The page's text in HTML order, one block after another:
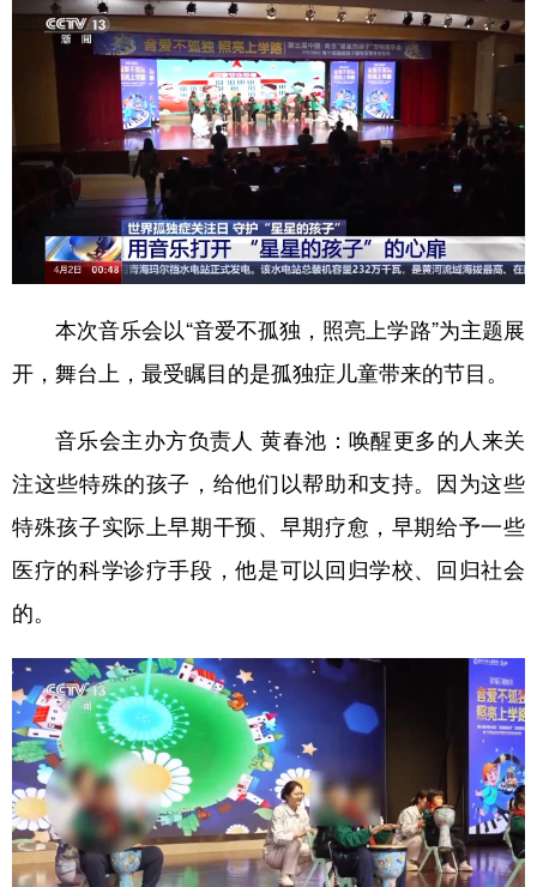
本次音乐会以“音爱不孤独，照亮上学路”为主题展
开，舞台上，最受瞩目的是孤独症儿童带来的节目。
音乐会主办方负责人 黄春池： 唤醒更多的人来关
注这些特殊的孩子，给他们以帮助和支持。因为这些
特殊孩子实际上早期干预、早期疗愈，早期给予一些
医疗的科学诊疗手段，他是可以回归学校、回归社会
的。